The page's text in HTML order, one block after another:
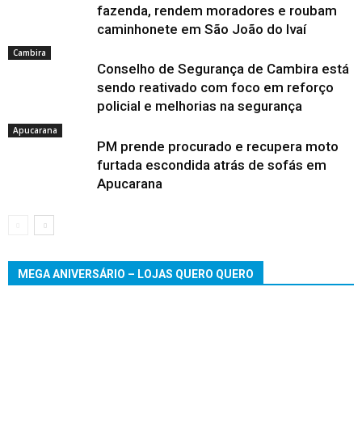
fazenda, rendem moradores e roubam
caminhonete em São João do Ivaí
Cambira
Conselho de Segurança de Cambira está
sendo reativado com foco em reforço
policial e melhorias na segurança
Apucarana
PM prende procurado e recupera moto
furtada escondida atrás de sofás em
Apucarana
MEGA ANIVERSÁRIO – LOJAS QUERO QUERO